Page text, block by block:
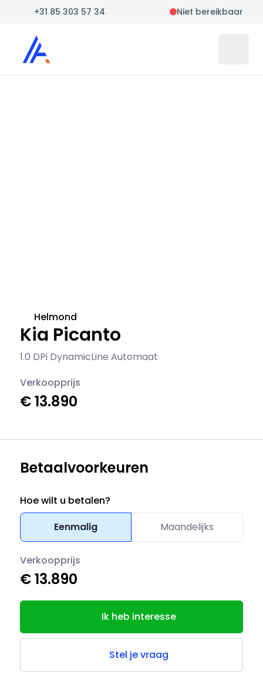
+31 85 303 57 34 Niet bereikbaar
Auto Atlas
Kia Picanto
1.0 DPi DynamicLine Automaat
Helmond
Verkoopprijs
€ 13.890
Betaalvoorkeuren
Hoe wilt u betalen?
Eenmalig
Maandelijks
Verkoopprijs
€ 13.890
Ik heb interesse
Stel je vraag